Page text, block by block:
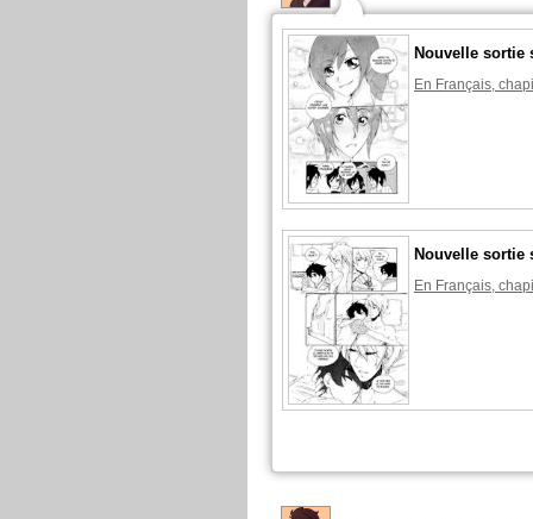
Nouvelle sortie
En Français,
Nouvelle sortie
En Français,